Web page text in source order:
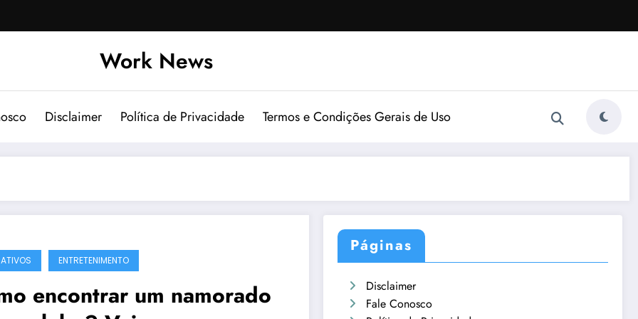
Work News
Disclaimer Política de Privacidade Termos e Condições Gerais de Uso
ENTRETENIMENTO
encontrar um namorado
Páginas
Disclaimer
Fale Conosco